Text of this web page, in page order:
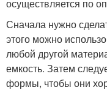
осуществляется по
Сначала нужно
этого можно
любой другой
емкость. Затем
формы, чтобы они